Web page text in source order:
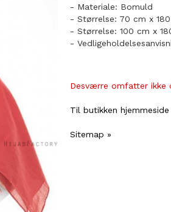
- Materiale: Bomuld
- Størrelse: 70 cm x
- Størrelse: 100 cm x
-
Desværre omfatter ikke
Til butikken hjemmeside
Sitemap »